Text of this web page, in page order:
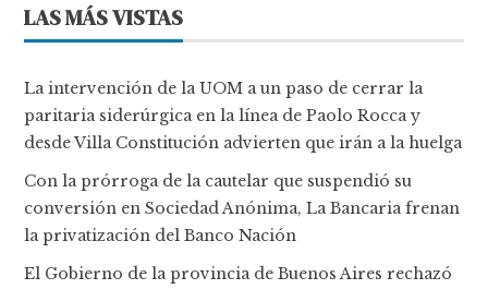
LAS MÁS VISTAS
La intervención de la UOM a un paso de cerrar la
paritaria siderúrgica en la línea de Paolo Rocca y
desde Villa Constitución advierten que irán a la huelga
Con la prórroga de la cautelar que suspendió su
conversión en Sociedad Anónima, La Bancaria frenan
la privatización del Banco Nación
El Gobierno de la provincia de Buenos Aires rechazó